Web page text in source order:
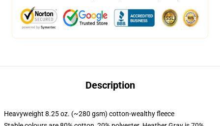
Description
Heavyweight 8.25 oz. (~280 gsm) cotton-wealthy fleece